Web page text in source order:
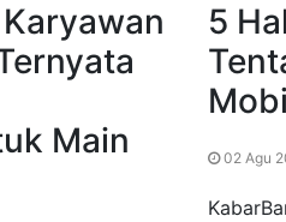
Main
5
02 Agu